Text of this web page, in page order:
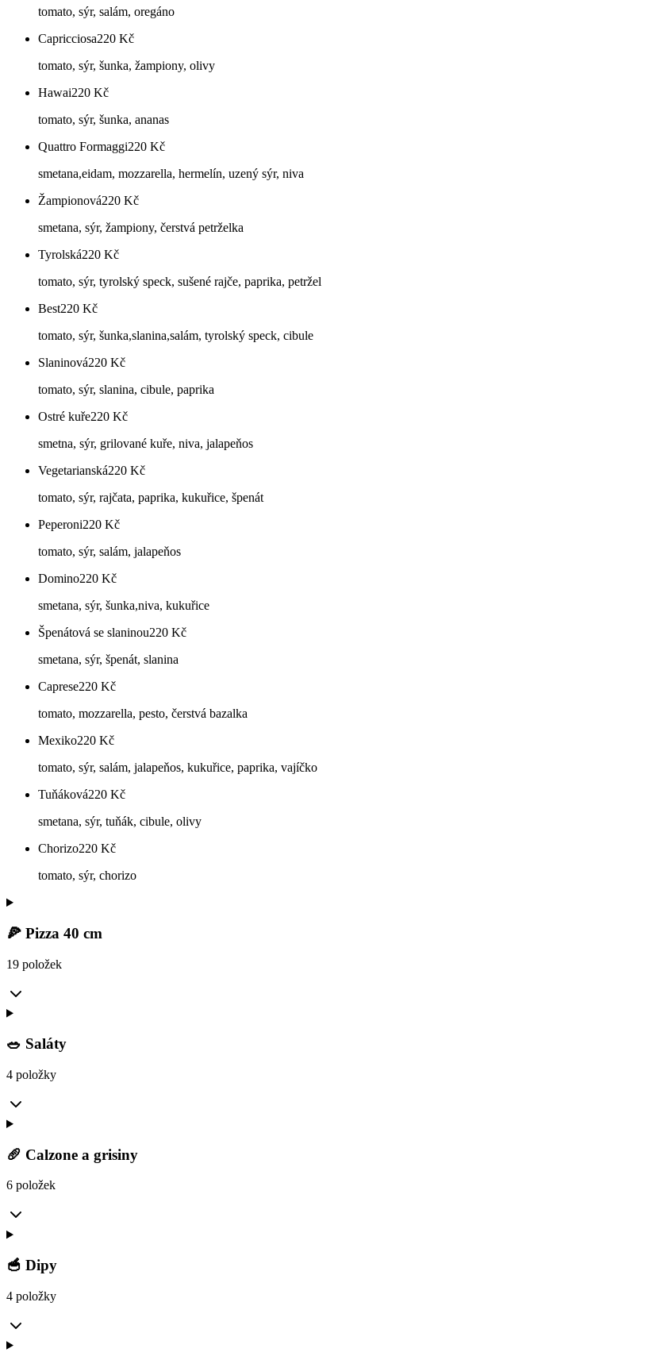
tomato, sýr, salám, oregáno
Capricciosa220 Kč
tomato, sýr, šunka, žampiony, olivy
Hawai220 Kč
tomato, sýr, šunka, ananas
Quattro Formaggi220 Kč
smetana,eidam, mozzarella, hermelín, uzený sýr, niva
Žampionová220 Kč
smetana, sýr, žampiony, čerstvá petrželka
Tyrolská220 Kč
tomato, sýr, tyrolský speck, sušené rajče, paprika, petržel
Best220 Kč
tomato, sýr, šunka,slanina,salám, tyrolský speck, cibule
Slaninová220 Kč
tomato, sýr, slanina, cibule, paprika
Ostré kuře220 Kč
smetna, sýr, grilované kuře, niva, jalapeňos
Vegetarianská220 Kč
tomato, sýr, rajčata, paprika, kukuřice, špenát
Peperoni220 Kč
tomato, sýr, salám, jalapeňos
Domino220 Kč
smetana, sýr, šunka,niva, kukuřice
Špenátová se slaninou220 Kč
smetana, sýr, špenát, slanina
Caprese220 Kč
tomato, mozzarella, pesto, čerstvá bazalka
Mexiko220 Kč
tomato, sýr, salám, jalapeňos, kukuřice, paprika, vajíčko
Tuňáková220 Kč
smetana, sýr, tuňák, cibule, olivy
Chorizo220 Kč
tomato, sýr, chorizo
🍕 Pizza 40 cm
19 položek
🥗 Saláty
4 položky
🥖 Calzone a grisiny
6 položek
🥣 Dipy
4 položky